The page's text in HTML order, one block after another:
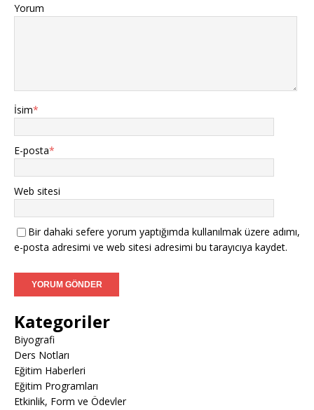
Yorum
İsim*
E-posta*
Web sitesi
Bir dahaki sefere yorum yaptığımda kullanılmak üzere adımı,
e-posta adresimi ve web sitesi adresimi bu tarayıcıya kaydet.
Kategoriler
Biyografi
Ders Notları
Eğitim Haberleri
Eğitim Programları
Etkinlik, Form ve Ödevler